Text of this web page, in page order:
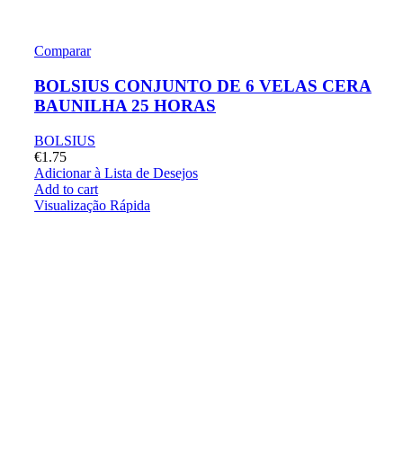
Comparar
BOLSIUS CONJUNTO DE 6 VELAS CERA
BAUNILHA 25 HORAS
BOLSIUS
€1.75
Adicionar à Lista de Desejos
Add to cart
Visualização Rápida